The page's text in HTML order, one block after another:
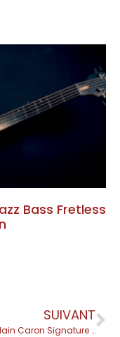
Bass Fretless
SUIVANT
F Bass Alain Caron Signature et Classic